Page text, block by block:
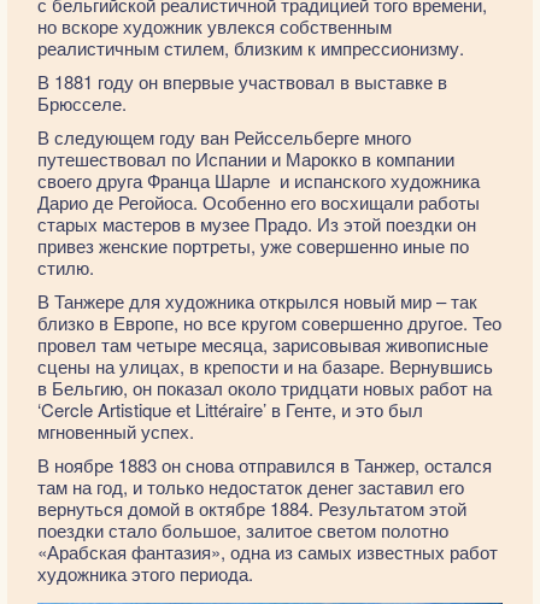
но вскоре художник увлекся собственным
реалистичным стилем, близким к импрессионизму.
В 1881 году он впервые участвовал в выставке в
Брюсселе.
В следующем году ван Рейссельберге много
путешествовал по Испании и Марокко в компании
своего друга Франца Шарле и испанского художника
Дарио де Регойоса. Особенно его восхищали работы
старых мастеров в музее Прадо. Из этой поездки он
привез женские портреты, уже совершенно иные по
стилю.
В Танжере для художника открылся новый мир – так
близко в Европе, но все кругом совершенно другое. Тео
провел там четыре месяца, зарисовывая живописные
сцены на улицах, в крепости и на базаре. Вернувшись
в Бельгию, он показал около тридцати новых работ на
‘Cercle Artistique et Littéraire’ в Генте, и это был
мгновенный успех.
В ноябре 1883 он снова отправился в Танжер, остался
там на год, и только недостаток денег заставил его
вернуться домой в октябре 1884. Результатом этой
поездки стало большое, залитое светом полотно
«Арабская фантазия», одна из самых известных работ
художника этого периода.